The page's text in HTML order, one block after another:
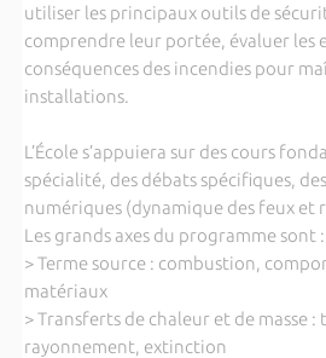
utiliser les principaux outils de
comprendre leur portée, évaluer les
conséquences des incendies pour
installations.
L’École s’appuiera sur des cours
spécialité, des débats spécifiques,
numériques (dynamique des feux et
Les grands axes du programme sont :
> Terme source : combustion,
matériaux
> Transferts de chaleur et de masse
rayonnement, extinction